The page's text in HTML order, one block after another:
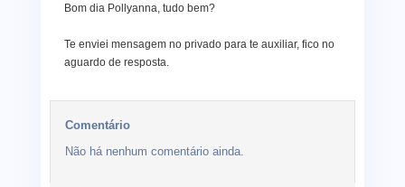
Bom dia Pollyanna, tudo bem?
Te enviei mensagem no privado para te auxiliar, fico no
aguardo de resposta.
Comentário
Não há nenhum comentário ainda.